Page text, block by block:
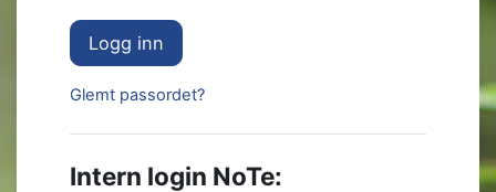
Logg inn
Glemt passordet?
Intern login NoTe: